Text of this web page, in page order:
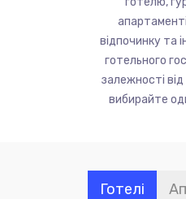
відпочинку та
готельного
залежності
вибирайте
Готелi